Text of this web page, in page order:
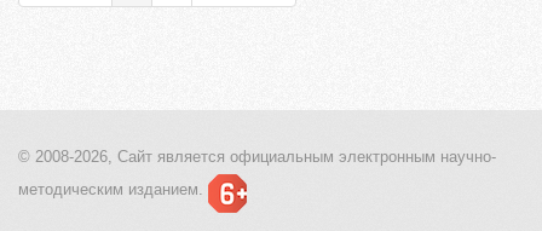
© 2008-2026, Сайт является официальным электронным научно-
методическим изданием.